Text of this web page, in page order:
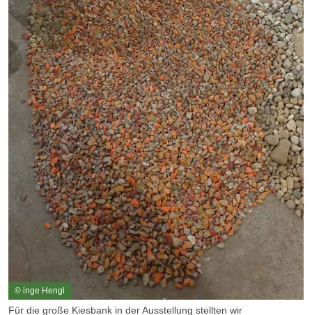
© inge Hengl
Für die große Kiesbank in der Ausstellung stellten wir